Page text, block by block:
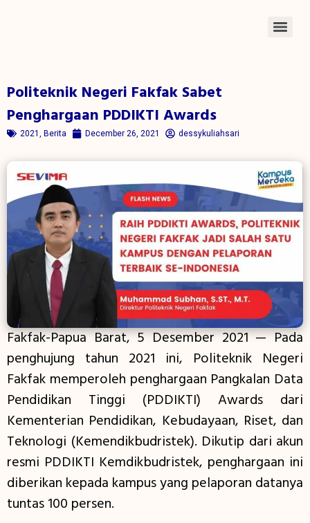
Politeknik Negeri Fakfak Sabet
Penghargaan PDDIKTI Awards
2021 , Berita December 26, 2021 dessykuliahsari
Fakfak-Papua Barat, 5 Desember 2021 — Pada
penghujung tahun 2021 ini, Politeknik Negeri
Fakfak memperoleh penghargaan Pangkalan Data
Pendidikan Tinggi (PDDIKTI) Awards dari
Kementerian Pendidikan, Kebudayaan, Riset, dan
Teknologi (Kemendikbudristek). Dikutip dari akun
resmi PDDIKTI Kemdikbudristek, penghargaan ini
diberikan kepada kampus yang pelaporan datanya
tuntas 100 persen.